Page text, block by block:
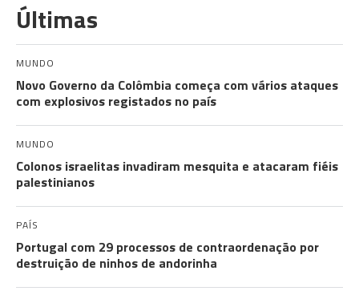
Últimas
MUNDO
Novo Governo da Colômbia começa com vários ataques
com explosivos registados no país
MUNDO
Colonos israelitas invadiram mesquita e atacaram fiéis
palestinianos
PAÍS
Portugal com 29 processos de contraordenação por
destruição de ninhos de andorinha